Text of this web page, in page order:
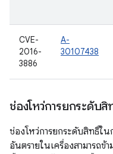
CVE-
2016-
3886
A-
30107438
ช่องโหว่การยกระดับสิ
ช่องโหว่การยกระดับสิทธิ์ใ
อันตรายในเครื่องสามารถข้